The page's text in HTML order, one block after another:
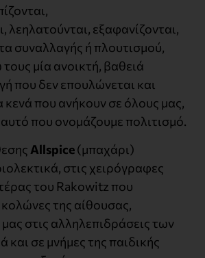
λεηλατούνται, εξαφανίζονται,
συναλλαγής ή πλουτισμού,
μία ανοικτή, βαθειά
που δεν επουλώνεται και
που ανήκουν σε όλους μας,
αυτό που ονομάζουμε πολιτισμό.
Allspice(μπαχάρι)
στις χειρόγραφες
του Rakowitz που
κολώνες της αίθουσας,
στις αλληλεπιδράσεις των
και σε μνήμες της παιδικής